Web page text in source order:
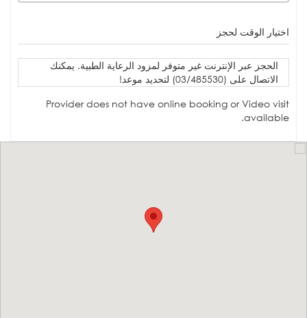
اختيار الوقت لحجز
الحجز عبر الإنترنت غير متوفر لمزود الرعاية الطبية. يمكنك
الاتصال على (03/485530) لتحديد موعد!
Provider does not have online booking or Video visit
available.